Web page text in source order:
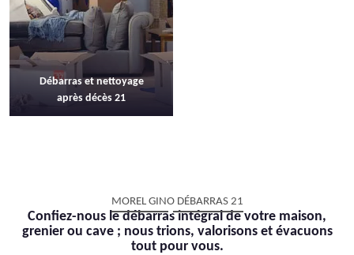
Débarras et nettoyage
après décès 21
MOREL GINO DÉBARRAS 21
Confiez-nous le débarras intégral de votre maison,
grenier ou cave ; nous trions, valorisons et évacuons
tout pour vous.